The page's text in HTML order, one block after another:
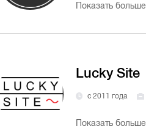
Показать больше
Lucky Site
с 2011 года
Показать больше